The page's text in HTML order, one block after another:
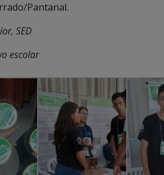
Pantanal.
SED
escolar